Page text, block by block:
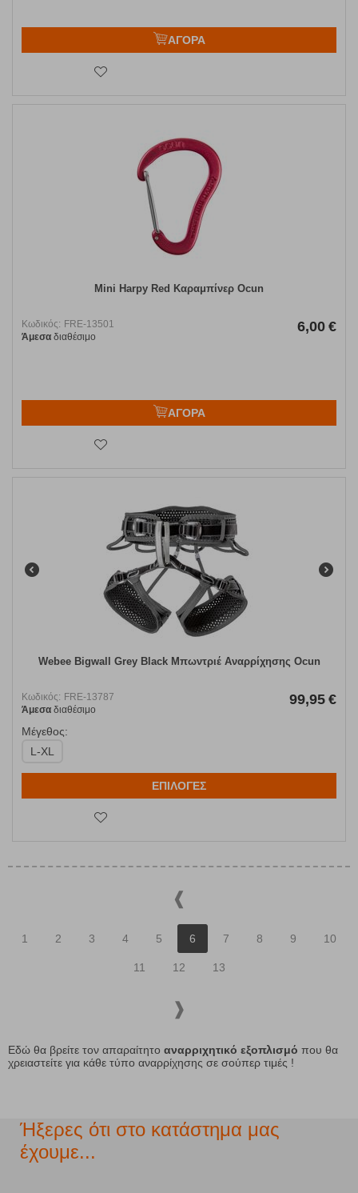
ΑΓΟΡΑ
Mini Harpy Red Καραμπίνερ Ocun
Κωδικός: FRE-13501
Άμεσα διαθέσιμο
6,00 €
ΑΓΟΡΑ
Webee Bigwall Grey Black Μπωντριέ Αναρρίχησης Ocun
Κωδικός: FRE-13787
Άμεσα διαθέσιμο
99,95 €
Μέγεθος:
L-XL
ΕΠΙΛΟΓΕΣ
1 2 3 4 5 6 7 8 9 10
11 12 13
Εδώ θα βρείτε τον απαραίτητο αναρριχητικό εξοπλισμό που θα
χρειαστείτε για κάθε τύπο αναρρίχησης σε σούπερ τιμές !
Ήξερες ότι στο κατάστημα μας
έχουμε...